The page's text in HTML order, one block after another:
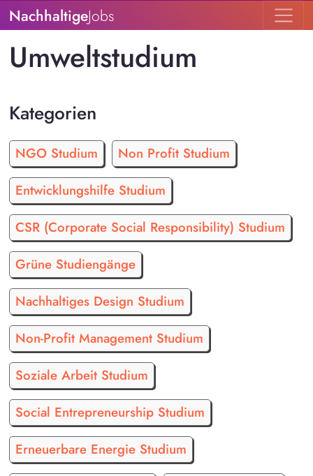
NachhaltigeJobs
Umweltstudium
Kategorien
NGO Studium
Non Profit Studium
Entwicklungshilfe Studium
CSR (Corporate Social Responsibility) Studium
Grüne Studiengänge
Nachhaltiges Design Studium
Non-Profit Management Studium
Soziale Arbeit Studium
Social Entrepreneurship Studium
Erneuerbare Energie Studium